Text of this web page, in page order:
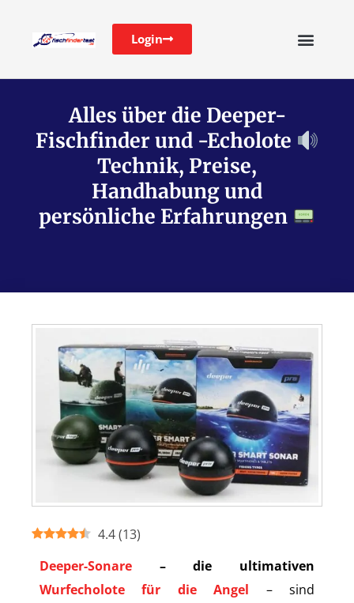
Login
Alles über die Deeper-
Fischfinder und -Echolote
Technik, Preise,
Handhabung und
persönliche Erfahrungen
4.4(13)
Deeper-Sonare – die ultimativen
Wurfecholote für die Angel – sind